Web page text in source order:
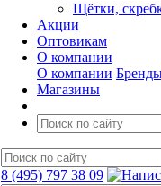
Щётки,
Акции
Оптовикам
О компании
О компании
Магазины
8 (495) 797 38 09